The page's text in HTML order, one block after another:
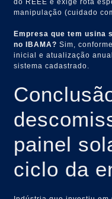
manipulação (cuidado
Empresa que tem usina
no IBAMA? Sim,
inicial e atualização
sistema cadastrado.
painel
ciclo da